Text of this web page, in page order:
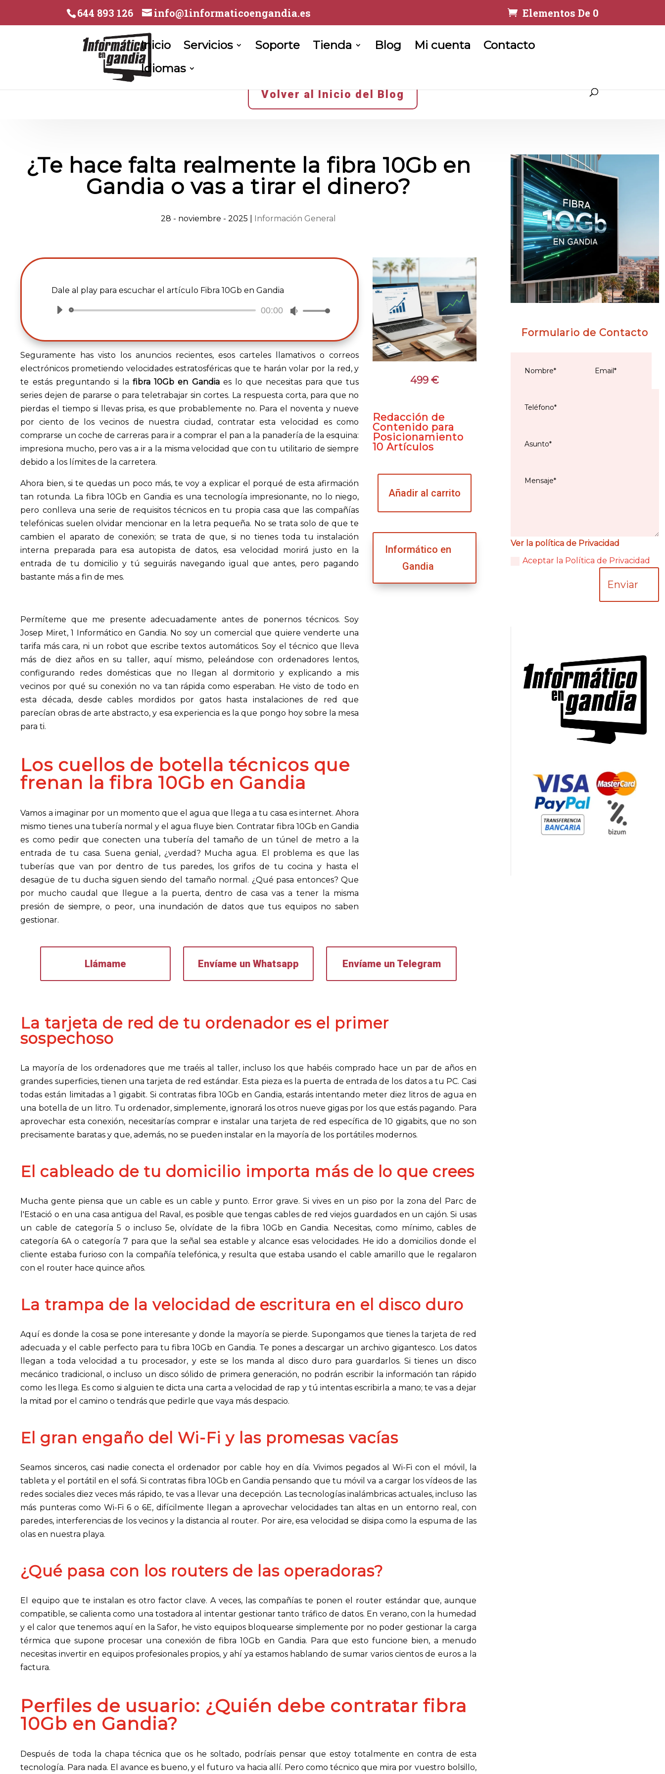
644 893 126 info@1informaticoengandia.es Elementos De 0
Inicio Servicios Soporte Tienda Blog Mi cuenta
Contacto
Idiomas
Volver al Inicio del Blog
¿Te hace falta realmente la fibra 10Gb en
Gandia o vas a tirar el dinero?
28 - noviembre - 2025 Información General
Dale al play para escuchar el artículo Fibra 10Gb en Gandia
Reproductor
audio
00:00
Utiliza
teclas
de
flecha
arriba/abajo
para
aumentar
o
disminuir
el
Seguramente has visto los anuncios recientes, esos carteles llamativos o correos
electrónicos prometiendo velocidades estratosféricas que te harán volar por la red, y
te estás preguntando si lafibra 10Gb en Gandiaes lo que necesitas para que tus
series dejen de pararse o para teletrabajar sin cortes. La respuesta corta, para que no
pierdas el tiempo si llevas prisa, es que probablemente no. Para el noventa y nueve
por ciento de los vecinos de nuestra ciudad, contratar esta velocidad es como
comprarse un coche de carreras para ir a comprar el pan a la panadería de la esquina:
impresiona mucho, pero vas a ir a la misma velocidad que con tu utilitario de siempre
debido a los límites de la carretera.
Ahora bien, si te quedas un poco más, te voy a explicar el porqué de esta afirmación
tan rotunda. La fibra 10Gb en Gandia es una tecnología impresionante, no lo niego,
pero conlleva una serie de requisitos técnicos en tu propia casa que las compañías
telefónicas suelen olvidar mencionar en la letra pequeña. No se trata solo de que te
cambien el aparato de conexión; se trata de que, si no tienes toda tu instalación
interna preparada para esa autopista de datos, esa velocidad morirá justo en la
entrada de tu domicilio y tú seguirás navegando igual que antes, pero pagando
bastante más a fin de mes.
Permíteme que me presente adecuadamente antes de ponernos técnicos. Soy
Josep Miret, 1 Informático en Gandia. No soy un comercial que quiere venderte una
tarifa más cara, ni un robot que escribe textos automáticos. Soy el técnico que lleva
más de diez años en su taller, aquí mismo, peleándose con ordenadores lentos,
configurando redes domésticas que no llegan al dormitorio y explicando a mis
vecinos por qué su conexión no va tan rápida como esperaban. He visto de todo en
esta década, desde cables mordidos por gatos hasta instalaciones de red que
parecían obras de arte abstracto, y esa experiencia es la que pongo hoy sobre la mesa
para ti.
Los cuellos de botella técnicos que
frenan la fibra 10Gb en Gandia
Vamos a imaginar por un momento que el agua que llega a tu casa es internet. Ahora
mismo tienes una tubería normal y el agua fluye bien. Contratar fibra 10Gb en Gandia
es como pedir que conecten una tubería del tamaño de un túnel de metro a la
entrada de tu casa. Suena genial, ¿verdad? Mucha agua. El problema es que las
tuberías que van por dentro de tus paredes, los grifos de tu cocina y hasta el
desagüe de tu ducha siguen siendo del tamaño normal. ¿Qué pasa entonces? Que
por mucho caudal que llegue a la puerta, dentro de casa vas a tener la misma
presión de siempre, o peor, una inundación de datos que tus equipos no saben
gestionar.
499 €
Redacción de
Contenido para
Posicionamiento
10 Artículos
Añadir al carrito
Informático en
Gandia
Llámame Envíame un Whatsapp Envíame un Telegram
La tarjeta de red de tu ordenador es el primer
sospechoso
La mayoría de los ordenadores que me traéis al taller, incluso los que habéis comprado hace un par de años en
grandes superficies, tienen una tarjeta de red estándar. Esta pieza es la puerta de entrada de los datos a tu PC. Casi
todas están limitadas a 1 gigabit. Si contratas fibra 10Gb en Gandia, estarás intentando meter diez litros de agua en
una botella de un litro. Tu ordenador, simplemente, ignorará los otros nueve gigas por los que estás pagando. Para
aprovechar esta conexión, necesitarías comprar e instalar una tarjeta de red específica de 10 gigabits, que no son
precisamente baratas y que, además, no se pueden instalar en la mayoría de los portátiles modernos.
El cableado de tu domicilio importa más de lo que crees
Mucha gente piensa que un cable es un cable y punto. Error grave. Si vives en un piso por la zona del Parc de
l'Estació o en una casa antigua del Raval, es posible que tengas cables de red viejos guardados en un cajón. Si usas
un cable de categoría 5 o incluso 5e, olvídate de la fibra 10Gb en Gandia. Necesitas, como mínimo, cables de
categoría 6A o categoría 7 para que la señal sea estable y alcance esas velocidades. He ido a domicilios donde el
cliente estaba furioso con la compañía telefónica, y resulta que estaba usando el cable amarillo que le regalaron
con el router hace quince años.
La trampa de la velocidad de escritura en el disco duro
Aquí es donde la cosa se pone interesante y donde la mayoría se pierde. Supongamos que tienes la tarjeta de red
adecuada y el cable perfecto para tu fibra 10Gb en Gandia. Te pones a descargar un archivo gigantesco. Los datos
llegan a toda velocidad a tu procesador, y este se los manda al disco duro para guardarlos. Si tienes un disco
mecánico tradicional, o incluso un disco sólido de primera generación, no podrán escribir la información tan rápido
como les llega. Es como si alguien te dicta una carta a velocidad de rap y tú intentas escribirla a mano; te vas a dejar
la mitad por el camino o tendrás que pedirle que vaya más despacio.
El gran engaño del Wi-Fi y las promesas vacías
Seamos sinceros, casi nadie conecta el ordenador por cable hoy en día. Vivimos pegados al Wi-Fi con el móvil, la
tableta y el portátil en el sofá. Si contratas fibra 10Gb en Gandia pensando que tu móvil va a cargar los vídeos de las
redes sociales diez veces más rápido, te vas a llevar una decepción. Las tecnologías inalámbricas actuales, incluso las
más punteras como Wi-Fi 6 o 6E, difícilmente llegan a aprovechar velocidades tan altas en un entorno real, con
paredes, interferencias de los vecinos y la distancia al router. Por aire, esa velocidad se disipa como la espuma de las
olas en nuestra playa.
¿Qué pasa con los routers de las operadoras?
El equipo que te instalan es otro factor clave. A veces, las compañías te ponen el router estándar que, aunque
compatible, se calienta como una tostadora al intentar gestionar tanto tráfico de datos. En verano, con la humedad
y el calor que tenemos aquí en la Safor, he visto equipos bloquearse simplemente por no poder gestionar la carga
térmica que supone procesar una conexión de fibra 10Gb en Gandia. Para que esto funcione bien, a menudo
necesitas invertir en equipos profesionales propios, y ahí ya estamos hablando de sumar varios cientos de euros a la
factura.
Perfiles de usuario: ¿Quién debe contratar fibra
10Gb en Gandia?
Después de toda la chapa técnica que os he soltado, podríais pensar que estoy totalmente en contra de esta
tecnología. Para nada. El avance es bueno, y el futuro va hacia allí. Pero como técnico que mira por vuestro bolsillo,
Formulario de Contacto
Ver la política de Privacidad
Aceptar la Política de Privacidad
Enviar